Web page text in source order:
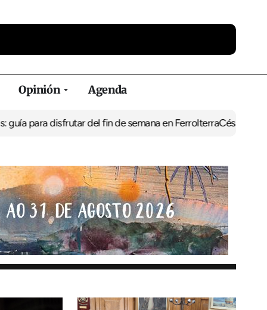
Opinión Agenda
del fin de semana en FerrolterraCésar Pita, capitán